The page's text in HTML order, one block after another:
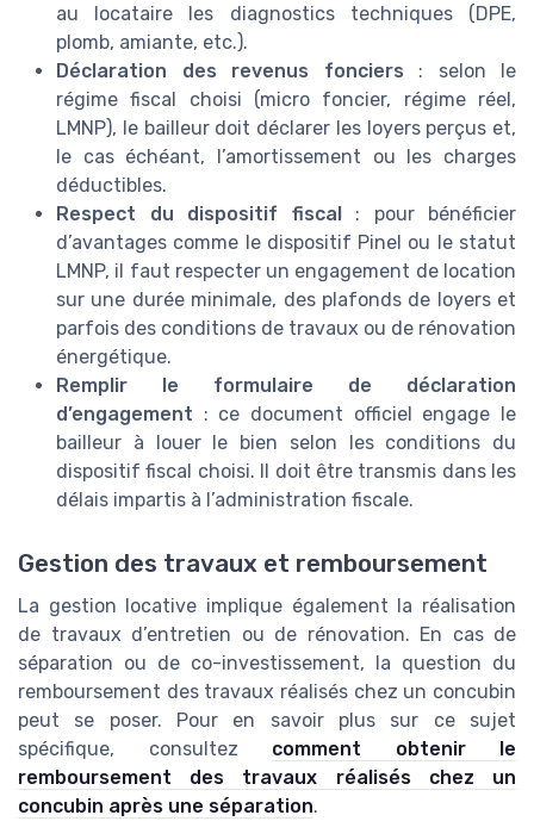
au locataire les diagnostics techniques (DPE,
plomb, amiante, etc.).
Déclaration des revenus fonciers : selon le
régime fiscal choisi (micro foncier, régime réel,
LMNP), le bailleur doit déclarer les loyers perçus et,
le cas échéant, l’amortissement ou les charges
déductibles.
Respect du dispositif fiscal: pour bénéficier
d’avantages comme le dispositif Pinel ou le statut
LMNP, il faut respecter un engagement de location
sur une durée minimale, des plafonds de loyers et
parfois des conditions de travaux ou de rénovation
énergétique.
Remplir le formulaire de déclaration
d’engagement : ce document officiel engage le
bailleur à louer le bien selon les conditions du
dispositif fiscal choisi. Il doit être transmis dans les
délais impartis à l’administration fiscale.
Gestion des travaux et remboursement
La gestion locative implique également la réalisation
de travaux d’entretien ou de rénovation. En cas de
séparation ou de co-investissement, la question du
remboursement des travaux réalisés chez un concubin
peut se poser. Pour en savoir plus sur ce sujet
spécifique, consultez comment obtenir le
remboursement des travaux réalisés chez un
concubin après une séparation.